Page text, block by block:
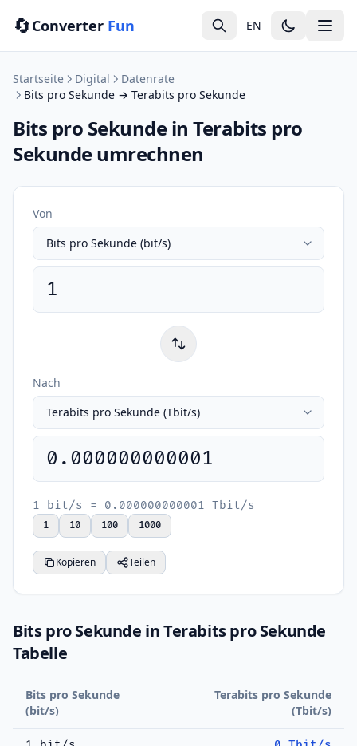
🔄Converter Fun EN
Startseite Digital
Datenrate
Bits pro Sekunde → Terabits pro Sekunde
Bits pro Sekunde in Terabits pro
Sekunde umrechnen
Von
Nach
0.000000000001
1 bit/s = 0.000000000001 Tbit/s
1 10 100 1000
Kopieren Teilen
Bits pro Sekunde in Terabits pro Sekunde
Tabelle
Bits pro Sekunde
(bit/s)
Terabits pro Sekunde
(Tbit/s)